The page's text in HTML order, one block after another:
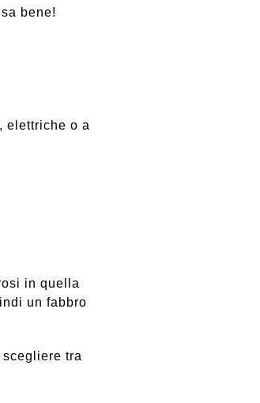
bene!
elettriche o a
in quella
un fabbro
tra